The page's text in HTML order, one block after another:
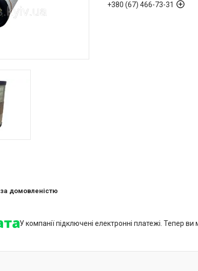
+380 (67) 466-73-31
за домовленістю
У компанії підключені електронні платежі. Тепер